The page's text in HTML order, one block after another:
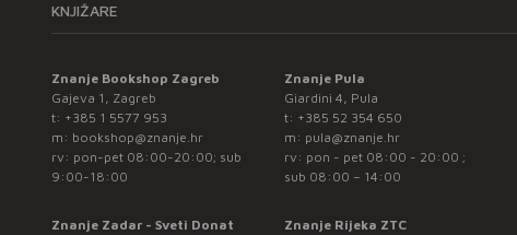
KNJIŽARE
Znanje Bookshop Zagreb
Gajeva 1, Zagreb
t: +385 1 5577 953
m: bookshop@znanje.hr
rv: pon-pet 08:00-20:00; sub
9:00-18:00
Znanje Pula
Giardini 4, Pula
t: +385 52 354 650
m: pula@znanje.hr
rv: pon - pet 08:00 - 20:00 ;
sub 08:00 – 14:00
Znanje Zadar - Sveti Donat
Znanje Rijeka ZTC